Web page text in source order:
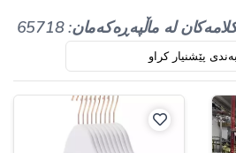
لە ماڵپەڕەکەمان: 65718